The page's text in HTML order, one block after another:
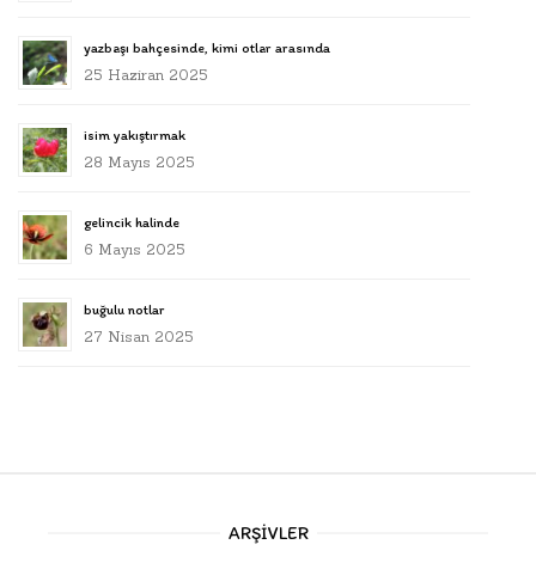
yazbaşı bahçesinde, kimi otlar arasında
25 Haziran 2025
isim yakıştırmak
28 Mayıs 2025
gelincik halinde
6 Mayıs 2025
buğulu notlar
27 Nisan 2025
ARŞIVLER